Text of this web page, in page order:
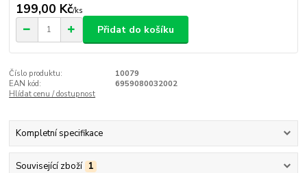
199,00 Kč/ks
Přidat do košíku
Číslo produktu:
10079
EAN kód:
6959080032002
Hlídat cenu / dostupnost
Kompletní specifikace
Související zboží 1